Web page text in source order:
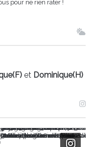
pour ne rien rater !
et Dominique(H)